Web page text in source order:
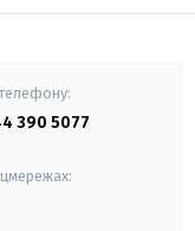
390 5077